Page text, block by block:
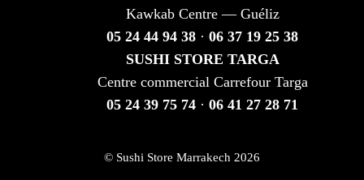
Kawkab Centre — Guéliz
05 24 44 94 38 · 06 37 19 25 38
SUSHI STORE TARGA
Centre commercial Carrefour Targa
05 24 39 75 74 · 06 41 27 28 71
© Sushi Store Marrakech 2026